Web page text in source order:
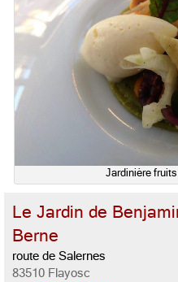
Jardinière
Le Jardin de
Berne
route de Salernes
83510 Flayosc